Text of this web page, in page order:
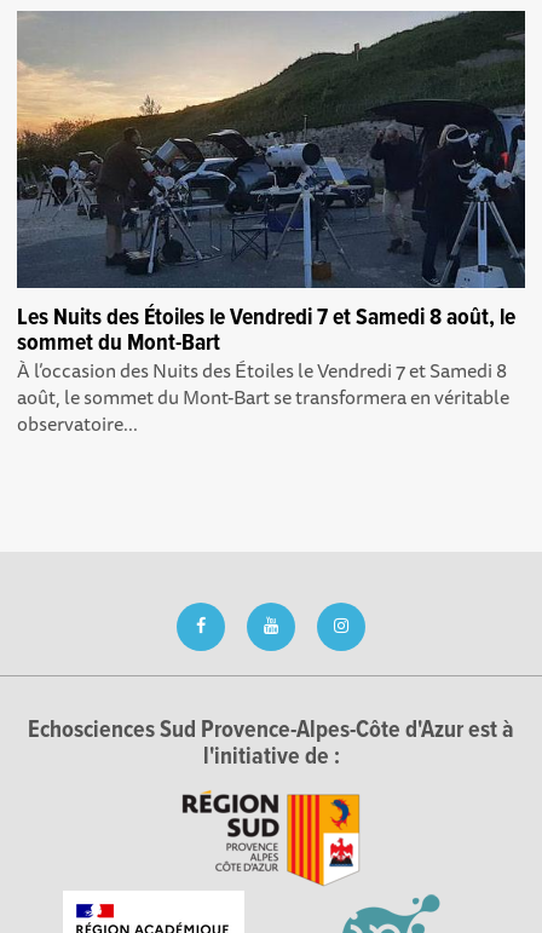
Les Nuits des Étoiles le Vendredi 7 et Samedi 8 août, le
sommet du Mont-Bart
À l’occasion des Nuits des Étoiles le Vendredi 7 et Samedi 8
août, le sommet du Mont-Bart se transformera en véritable
observatoire...
Echosciences Sud Provence-Alpes-Côte d'Azur est à
l'initiative de :